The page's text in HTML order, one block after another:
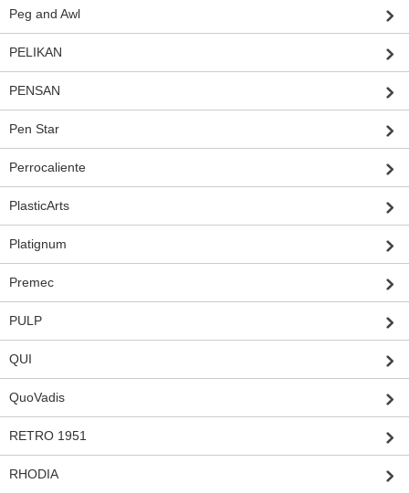
Peg and Awl
PELIKAN
PENSAN
Pen Star
Perrocaliente
PlasticArts
Platignum
Premec
PULP
QUI
QuoVadis
RETRO 1951
RHODIA